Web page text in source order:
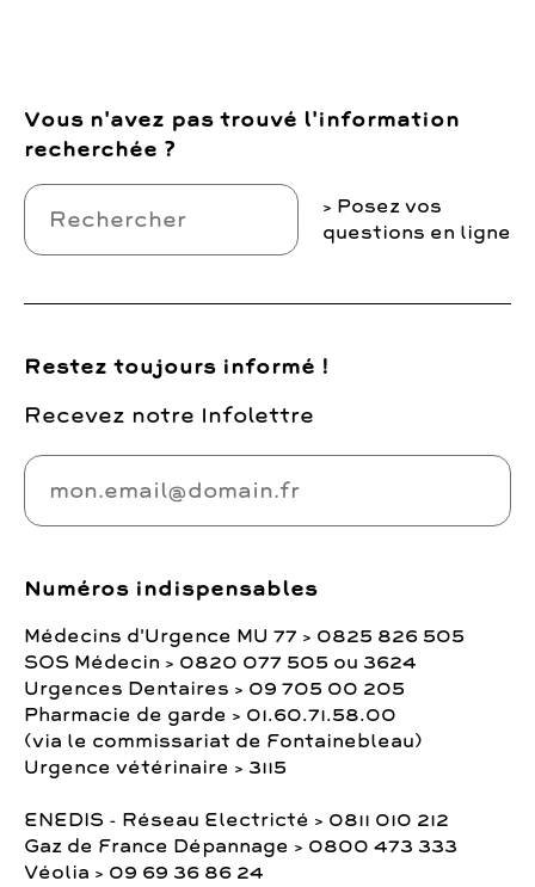
Vous n'avez pas trouvé l'information
recherchée ?
Posez vos
questions en ligne
Restez toujours informé !
Recevez notre Infolettre
Numéros indispensables
Médecins d'Urgence MU 77 > 0825 826 505
SOS Médecin > 0820 077 505 ou 3624
Urgences Dentaires > 09 705 00 205
Pharmacie de garde > 01.60.71.58.00
(via le commissariat de Fontainebleau)
Urgence vétérinaire > 3115
ENEDIS - Réseau Electricté > 0811 010 212
Gaz de France Dépannage > 0800 473 333
Véolia > 09 69 36 86 24